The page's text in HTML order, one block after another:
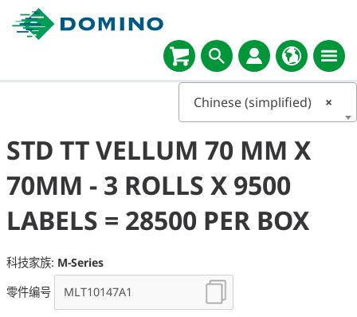
×
Chinese (simplified)
STD TT VELLUM 70 MM X
70MM - 3 ROLLS X 9500
LABELS = 28500 PER BOX
科技家族: M-Series
零件编号